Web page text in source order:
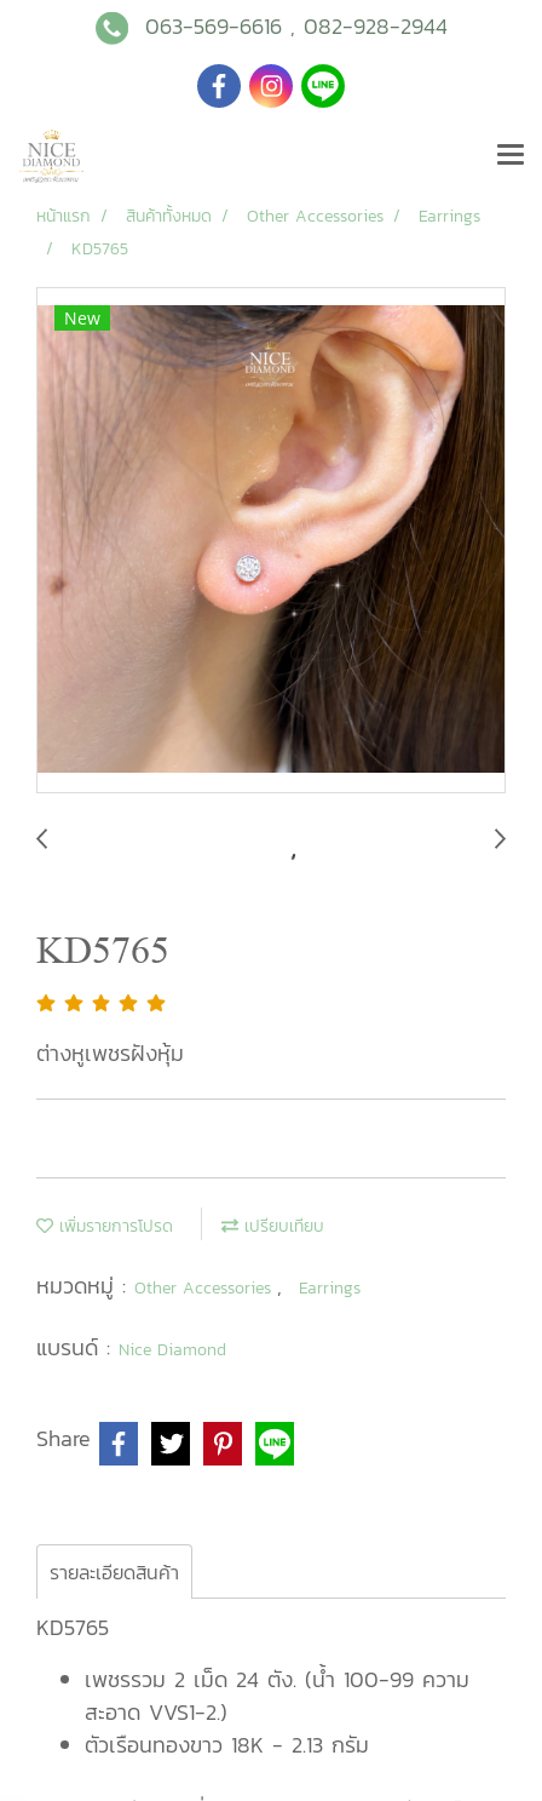
063-569-6616, 082-928-2944
หน้าแรก สินค้าทั้งหมด Other Accessories
Earrings
KD5765
New
KD5765
ต่างหูเพชรฝังหุ้ม
เพิ่มรายการโปรด เปรียบเทียบ
หมวดหมู่ : Other Accessories , Earrings
แบรนด์ : Nice Diamond
Share
รายละเอียดสินค้า
KD5765
เพชรรวม 2 เม็ด 24 ตัง. (น้ำ 100-99 ความ
สะอาด VVS1-2.)
ตัวเรือนทองขาว 18K - 2.13 กรัม